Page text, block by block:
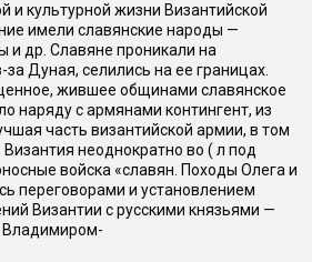
и культурной жизни Византийской
имели славянские народы —
и др. Славяне проникали на
Дуная, селились на ее границах.
жившее общинами славянское
наряду с армянами контингент, из
часть византийской армии, в том
неоднократно во ( л под
войска «славян. Походы Олега и
переговорами и установлением
Византии с русскими князьями —
Владимиром-